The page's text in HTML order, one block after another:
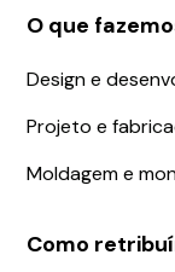
O que
Design e
Projeto e
Moldagem e
Como